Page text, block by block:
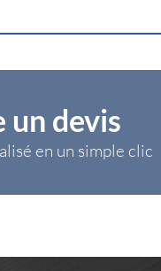
un devis
en un simple clic